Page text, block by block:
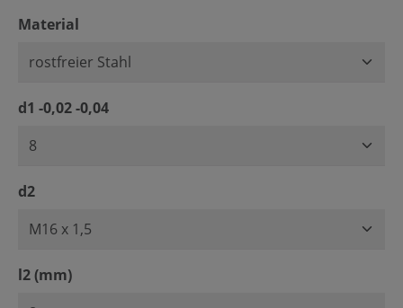
Material
d1 -0,02 -0,04auswählen
d2auswählen
l2 (mm)auswählen